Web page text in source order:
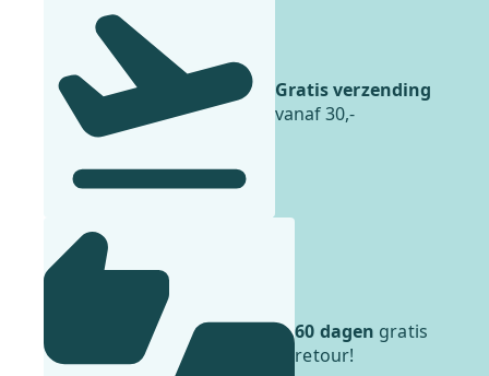
Gratis verzending
vanaf 30,-
60 dagen gratis
retour!